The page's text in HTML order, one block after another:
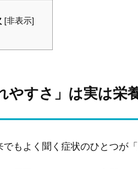
[非表示]
やすさ」は実は栄
でもよく聞く症状のひとつが「